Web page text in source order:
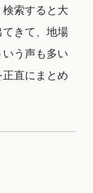
索すると大
きて、地場
う声も多い
直にまとめ